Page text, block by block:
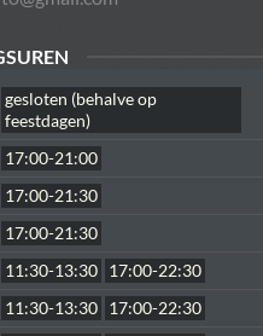
gesloten (behalve op
feestdagen)
17:00-21:00
17:00-21:30
17:00-21:30
11:30-13:30 17:00-22:30
11:30-13:30 17:00-22:30